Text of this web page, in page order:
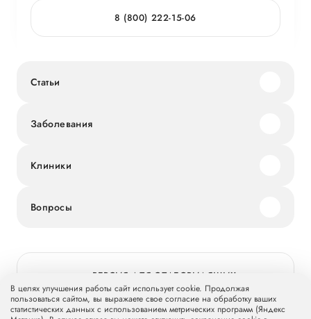
8 (800) 222-15-06
Статьи
Заболевания
Клиники
Вопросы
ВЕРСИЯ ДЛЯ СЛАБОВИДЯЩИХ
В целях улучшения работы сайт использует cookie. Продолжая
пользоваться сайтом, вы выражаете свое согласие на обработку ваших
статистических данных с использованием метрических программ (Яндекс